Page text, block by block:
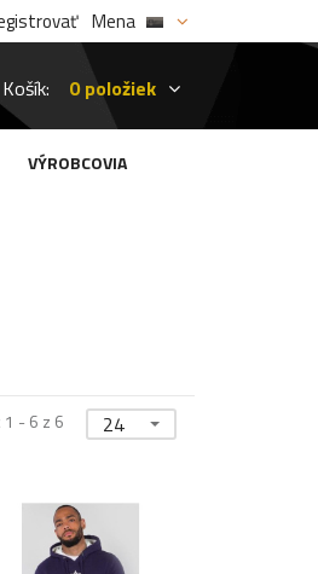
Mena
Košík: 0 položiek
VÝROBCOVIA
- 6 z 6 24